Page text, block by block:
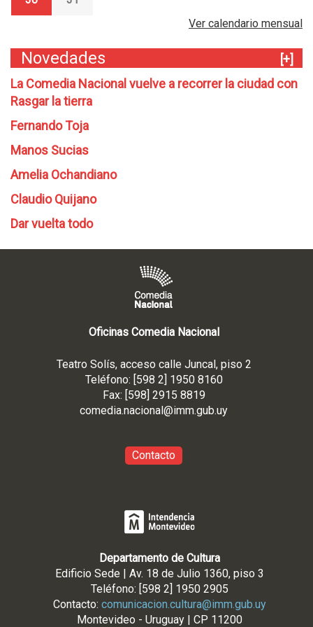
Ver calendario mensual
Novedades
[+]
La Comedia Nacional vuelve a recorrer la ciudad con
Rasgar la tierra
Fernando Toja
Manos Sucias
Amelia Ochandiano
Claudio Quijano
Dar vuelta todo
Oficinas Comedia Nacional
Teatro Solís, acceso calle Juncal, piso 2
Teléfono: [598 2] 1950 8160
Fax: [598] 2915 8819
comedia.nacional@imm.gub.uy
Contacto
Departamento de Cultura
Edificio Sede | Av. 18 de Julio 1360, piso 3
Teléfono: [598 2] 1950 2905
Contacto: comunicacion.cultura@imm.gub.uy
Montevideo - Uruguay | CP 11200